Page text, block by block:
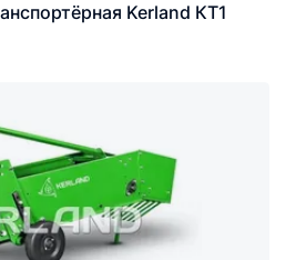
Kerland КТ1